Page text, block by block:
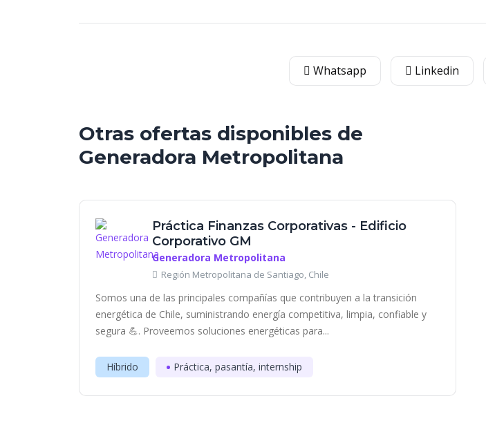
Whatsapp Linkedin
Otras ofertas disponibles de
Generadora Metropolitana
Práctica Finanzas Corporativas - Edificio
Corporativo GM
Generadora Metropolitana
Región Metropolitana de Santiago, Chile
Somos una de las principales compañías que contribuyen a la transición
energética de Chile, suministrando energía competitiva, limpia, confiable y
segura 💪. Proveemos soluciones energéticas para...
Híbrido Práctica, pasantía, internship